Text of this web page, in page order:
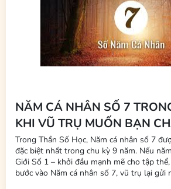
NĂM CÁ NHÂN SỐ 7
KHI VŨ TRỤ MUỐN BẠN
THỨC TỈNH
Trong Thần Số Học, Năm cá nhân số 7
đặc biệt nhất trong chu kỳ 9 năm. Nếu
Giới Số 1 – khởi đầu mạnh mẽ cho tập
bước vào Năm cá nhân số 7, vũ trụ lại gửi